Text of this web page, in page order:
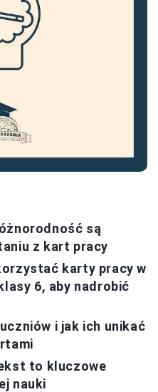
są
z kart pracy
karty pracy w
6, aby nadrobić
i jak ich unikać
to kluczowe
nauki